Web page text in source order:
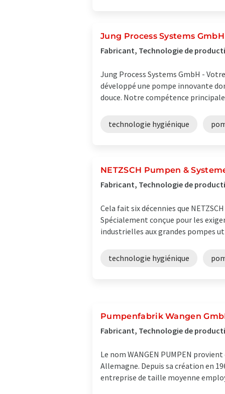
Jung Process Systems GmbH
Fabricant, Technologie de
Jung Process Systems GmbH -
développé une pompe innovante
douce. Notre compétence principale
technologie hygiénique
NETZSCH Pumpen &
Fabricant, Technologie de
Cela fait six décennies que
Spécialement conçue pour les
industrielles aux grandes pompes
technologie hygiénique
Pumpenfabrik Wangen
Fabricant, Technologie de
Le nom WANGEN PUMPEN
Allemagne. Depuis sa création en
entreprise de taille moyenne